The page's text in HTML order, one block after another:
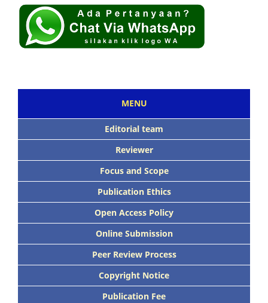
MENU
Editorial team
Reviewer
Focus and Scope
Publication Ethics
Open Access Policy
Online Submission
Peer Review Process
Copyright Notice
Publication Fee